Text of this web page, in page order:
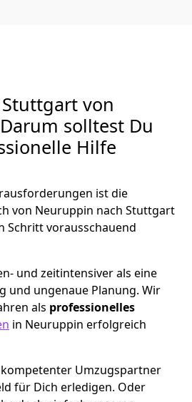
von
solltest Du
Hilfe
ist die
von Neuruppin nach Stuttgart
Schritt vorausschauend
und zeitintensiver als eine
und ungenaue Planung. Wir
als professionelles
in Neuruppin erfolgreich
Umzugspartner
für Dich erledigen. Oder